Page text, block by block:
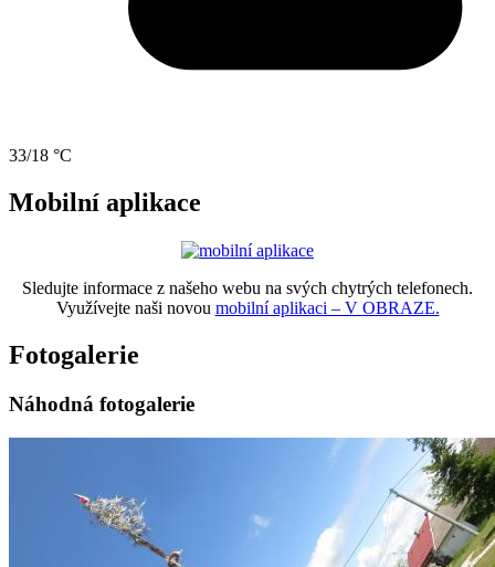
33/18 °C
Mobilní aplikace
Sledujte informace z našeho webu na svých chytrých telefonech.
Využívejte naši novou mobilní aplikaci – V OBRAZE.
Fotogalerie
Náhodná fotogalerie